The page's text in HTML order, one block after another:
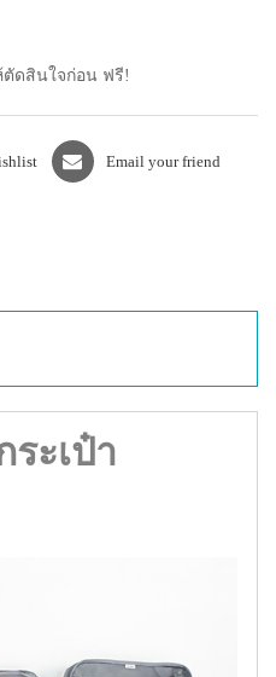
ตัดสินใจก่อน ฟรี!
Email your friend
ะเป๋า